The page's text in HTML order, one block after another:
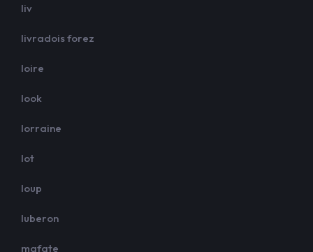
liv
livradois forez
loire
look
lorraine
lot
loup
luberon
mafate